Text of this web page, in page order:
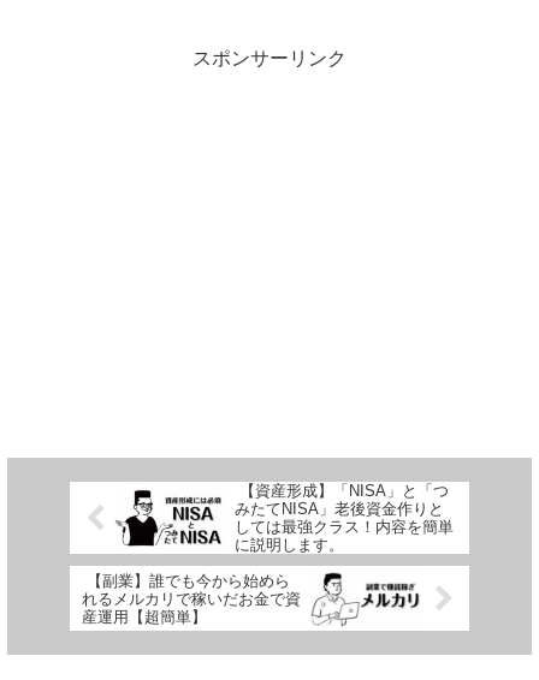
スポンサーリンク
【資産形成】「NISA」と「つ
みたてNISA」老後資金作りと
しては最強クラス！内容を簡単
に説明します。
【副業】誰でも今から始めら
れるメルカリで稼いだお金で資
産運用【超簡単】